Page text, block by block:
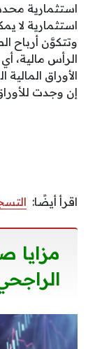
استثمارية
استثمارية لا
وتتكوَّن أرباح
الرأس مالية،
الأوراق
إن وجدت
اقرأ أيضًا:
مزايا